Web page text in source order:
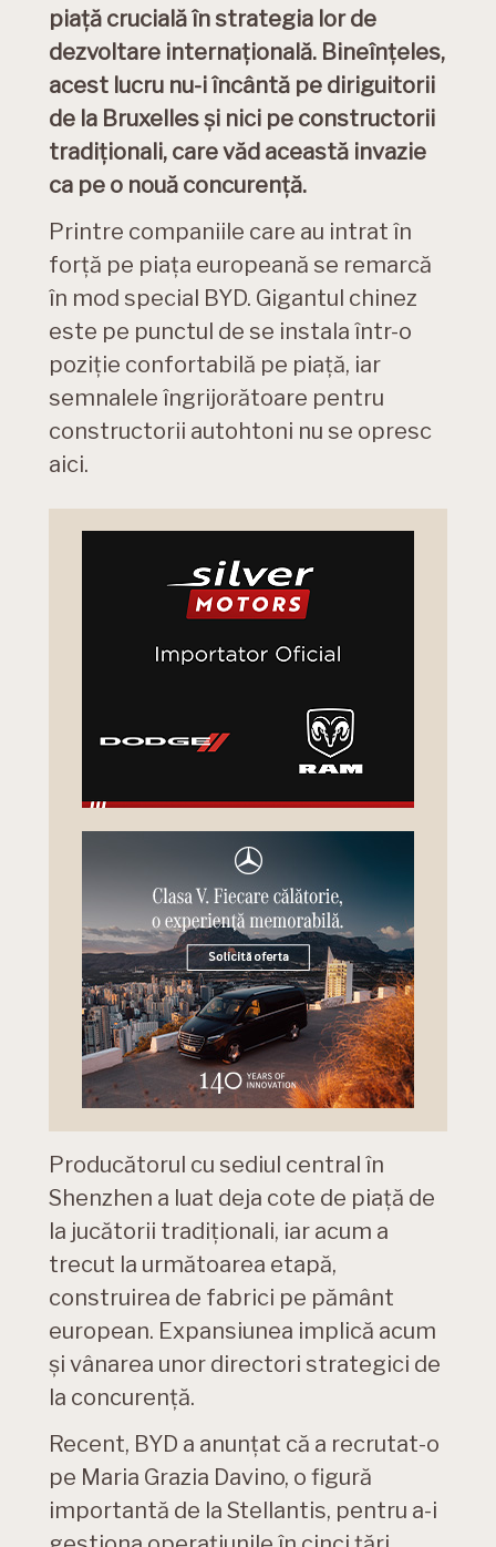
piață crucială în strategia lor de
dezvoltare internațională. Bineînțeles,
acest lucru nu-i încântă pe diriguitorii
de la Bruxelles și nici pe constructorii
tradiționali, care văd această invazie
ca pe o nouă concurență.
Printre companiile care au intrat în
forță pe piața europeană se remarcă
în mod special BYD. Gigantul chinez
este pe punctul de se instala într-o
poziție confortabilă pe piață, iar
semnalele îngrijorătoare pentru
constructorii autohtoni nu se opresc
aici.
Producătorul cu sediul central în
Shenzhen a luat deja cote de piață de
la jucătorii tradiționali, iar acum a
trecut la următoarea etapă,
construirea de fabrici pe pământ
european. Expansiunea implică acum
și vânarea unor directori strategici de
la concurență.
Recent, BYD a anunțat că a recrutat-o ​​
pe Maria Grazia Davino, o figură
importantă de la Stellantis, pentru a-i